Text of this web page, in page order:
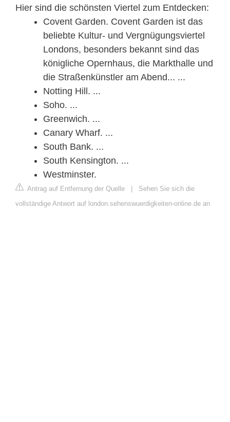
Hier sind die schönsten Viertel zum Entdecken:
Covent Garden. Covent Garden ist das
beliebte Kultur- und Vergnügungsviertel
Londons, besonders bekannt sind das
königliche Opernhaus, die Markthalle und
die Straßenkünstler am Abend... ...
Notting Hill. ...
Soho. ...
Greenwich. ...
Canary Wharf. ...
South Bank. ...
South Kensington. ...
Westminster.
Antrag auf Entfernung der Quelle | Sehen Sie sich die
vollständige Antwort auf london.sehenswuerdigkeiten-online.de an